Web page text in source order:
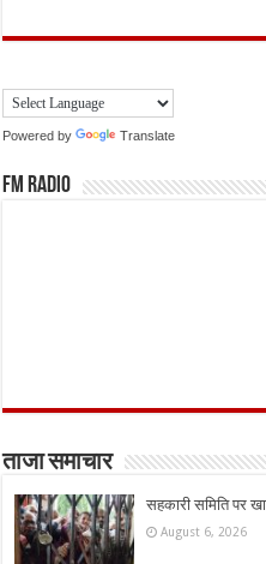
Powered by Translate
FM Radio
ताजा समाचार
सहकारी समिति पर
August 6, 2026